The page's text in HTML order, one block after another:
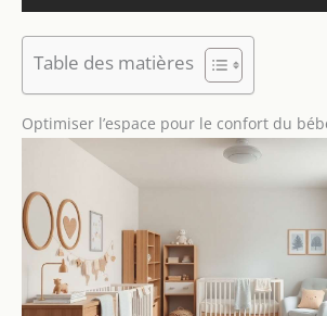
Table des matières
Optimiser l’espace pour le confort du